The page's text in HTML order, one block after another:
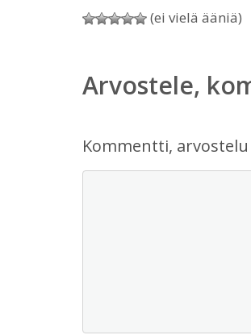
(ei vielä ääniä)
Arvostele,
Kommentti,